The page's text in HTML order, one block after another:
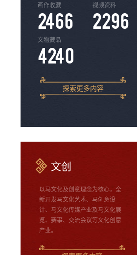
画作收藏
2845
视频资料
2649
文物藏品
4892
探索更多内容
文创
以马文化及创意理念为核心，全
新开发马文化艺术、马创意设
计、马文化传媒产业及马文化展
览、赛事、交流会议等文化创意
产业。